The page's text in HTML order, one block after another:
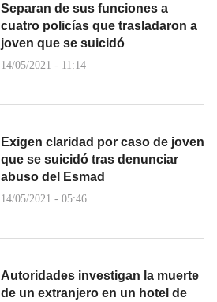
Separan de sus funciones a
cuatro policías que trasladaron a
joven que se suicidó
14/05/2021 - 11:14
Exigen claridad por caso de joven
que se suicidó tras denunciar
abuso del Esmad
14/05/2021 - 05:46
Autoridades investigan la muerte
de un extranjero en un hotel de